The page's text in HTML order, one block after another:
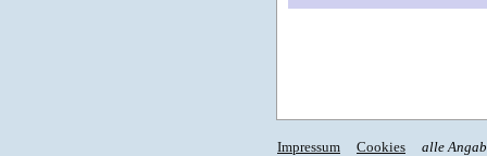
Impressum Cookies alle